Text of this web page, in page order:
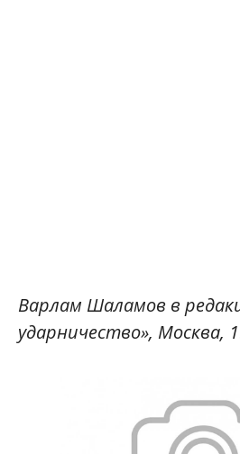
Варлам Шаламов в
ударничество», Москва,